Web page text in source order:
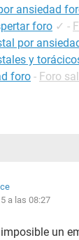
ansiedad
foro ✓ -
por
y
foro - Foro
a las 08:27
un